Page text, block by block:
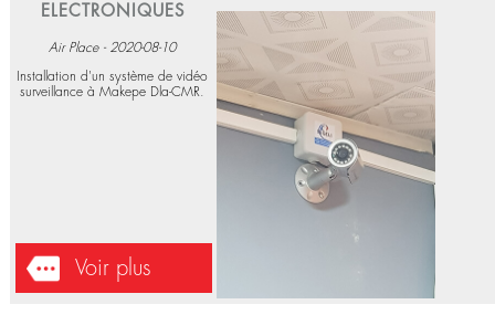
ELECTRONIQUES